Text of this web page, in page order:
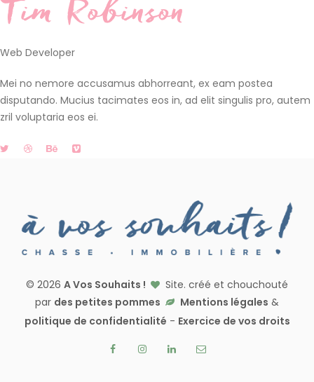
Tim Robinson
Web Developer
Mei no nemore accusamus abhorreant, ex eam postea
disputando. Mucius tacimates eos in, ad elit singulis pro, autem
zril voluptaria eos ei.
© 2026A Vos Souhaits !
Site. créé et chouchouté
par des petites pommes Mentions légales &
politique de confidentialité - Exercice de vos droits